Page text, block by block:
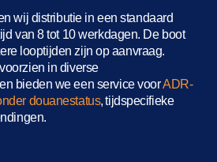
wij distributie in een standaard
van 8 tot 10 werkdagen. De boot
looptijden zijn op aanvraag.
in diverse
bieden we een service voorADR-
douanestatus, tijdspecifieke